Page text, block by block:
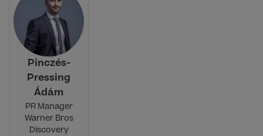
Pinczés-
Pressing
Ádám
PR Manager
Warner Bros
Discovery